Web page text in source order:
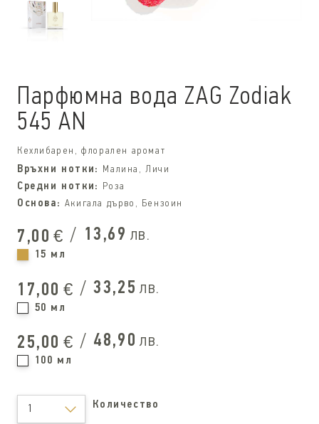
Парфюмна вода ZAG Zodiak
545 AN
Кехлибарен, флорален аромат
Връхни нотки: Малина, Личи
Средни нотки: Роза
Основа: Акигала дърво, Бензоин
7,00 € / 13,69 лв.
15 мл
17,00 € / 33,25 лв.
50 мл
25,00 € / 48,90 лв.
100 мл
1 Количество